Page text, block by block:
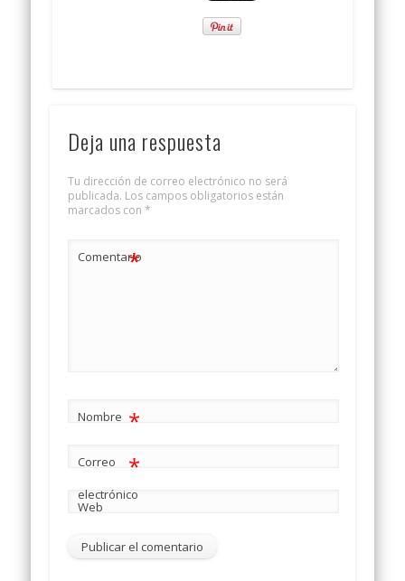
Deja una respuesta
Tu dirección de correo electrónico no será
publicada. Los campos obligatorios están
marcados con *
Comentario
*
Nombre *
Correo
electrónico
*
Web